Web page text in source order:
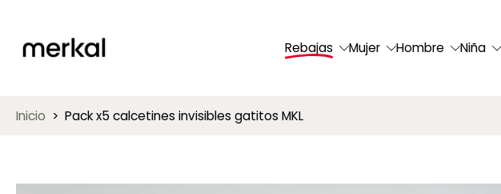
al
contenido
Rebajas Mujer Hombre Niña
Inicio > Pack x5 calcetines invisibles gatitos MKL